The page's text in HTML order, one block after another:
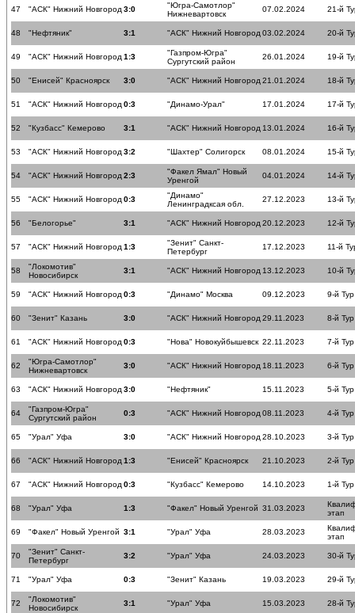
47 "АСК" Нижний Новгород 3:0
"Югра-Самотлор"
Нижневартовск
07.02.2024 21-й
48 "Нефтяник" 3:1 "АСК" Нижний Новгород 03.02.2024 20-й
49 "АСК" Нижний Новгород 1:3
"Газпром-Югра"
Сургутский район
26.01.2024 19-й
50 "Енисей" Красноярск 3:0 "АСК" Нижний Новгород 21.01.2024 18-й
51 "АСК" Нижний Новгород 0:3 "Динамо-Урал" 17.01.2024 17-й
52 "Кузбасс" Кемерово 3:1 "АСК" Нижний Новгород 13.01.2024 16-й
53 "АСК" Нижний Новгород 3:2 "Шахтер" Солигорск 08.01.2024 15-й
54 "АСК" Нижний Новгород 2:3
"Факел Ямал" Новый
Уренгой
04.01.2024 14-й
55 "АСК" Нижний Новгород 0:3
"Динамо"
Ленинградксая обл.
27.12.2023 13-й
56 "Белогорье" 3:1 "АСК" Нижний Новгород 20.12.2023 12-й
57 "АСК" Нижний Новгород 1:3
"Зенит" Санкт-
Петербург
17.12.2023 11-й
58
"Локомотив"
Новосибирск
3:1 "АСК" Нижний Новгород 13.12.2023 10-й
59 "АСК" Нижний Новгород 0:3 "Динамо" Москва 09.12.2023 9-й Тур
60 "Зенит" Казань 3:0 "АСК" Нижний Новгород 29.11.2023 8-й Тур
61 "АСК" Нижний Новгород 0:3 "Нова" Новокуйбышевск 22.11.2023 7-й Тур
62
"Югра-Самотлор"
Нижневартовск
3:0 "АСК" Нижний Новгород 18.11.2023 6-й Тур
63 "АСК" Нижний Новгород 3:0 "Нефтяник" 15.11.2023 5-й Тур
64
"Газпром-Югра"
Сургутский район
0:3 "АСК" Нижний Новгород 08.11.2023 4-й Тур
65 "Урал" Уфа 3:0 "АСК" Нижний Новгород 28.10.2023 3-й Тур
66 "АСК" Нижний Новгород 1:3 "Енисей" Красноярск 21.10.2023 2-й Тур
67 "АСК" Нижний Новгород 0:3 "Кузбасс" Кемерово 14.10.2023 1-й Тур
68 "Урал" Уфа 1:3 "Факел" Новый Уренгой 31.03.2023
этап
69 "Факел" Новый Уренгой 3:1 "Урал" Уфа 28.03.2023
этап
70
"Зенит" Санкт-
Петербург
3:2 "Урал" Уфа 24.03.2023 30-й
71 "Урал" Уфа 0:3 "Зенит" Казань 19.03.2023 29-й
72
"Локомотив"
Новосибирск
3:1 "Урал" Уфа 15.03.2023 28-й